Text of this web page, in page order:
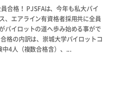
合格！ PJSFAは、今年も私大パイ
、エアライン有資格者採用共に全員
パイロットの道へ歩み始める事がで
格の内訳は、崇城大学パイロットコ
中4人（複数合格含）、...